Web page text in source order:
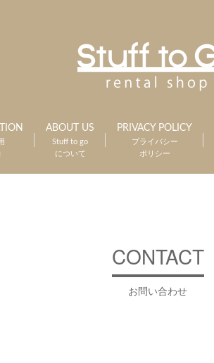
ABOUT US
Stuff to go
について
PRIVACY POLICY
プライバシー
ポリシー
CONTACT
お問い合わせ